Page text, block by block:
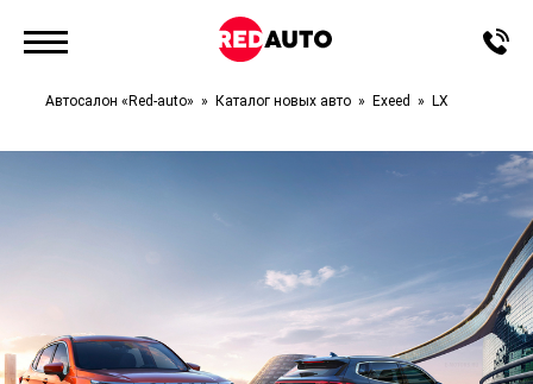
Автосалон «Red-auto» Каталог новых авто Exeed LX